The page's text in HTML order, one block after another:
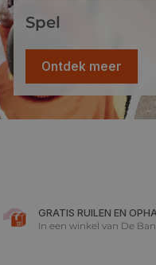
Spel
Ontdek meer
GRATIS RUILEN EN
In een winkel van De